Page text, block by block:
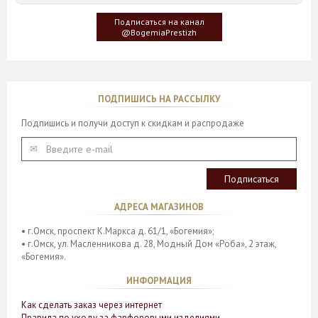
десертов, блинчиков с икрой и праздничных угощений.
ИИ позволил нам представить сервиз в современном
+7(913)970-65-78 ☎️
https://bogemiya-omsk.ru
эффект лёгкости и подчёркивая красоту любого букета.
Форма «Флорал» представлена в размере:
36см - 7 358 руб;
Вы можете оформить заказ на нашем сайте, а также по
телефону:
+7(913)970-65-78 ☎️
https://bogemiya-omsk.ru
Подписаться на канал
@BogemiaPrestizh
ПОДПИШИСЬ НА РАССЫЛКУ
Подпишись и получи доступ к скидкам и распродаже
АДРЕСА МАГАЗИНОВ
• г.Омск, проспект К.Маркса д. 61/1, «Богемия»;
• г.Омск, ул. Масленникова д. 28, Модный Дом «Роба», 2 этаж,
«Богемия».
ИНФОРМАЦИЯ
Как сделать заказ через интернет